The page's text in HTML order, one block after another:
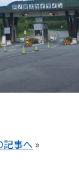
記事へ »